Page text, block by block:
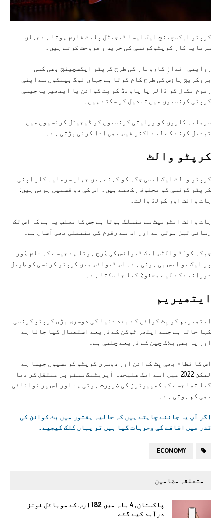
کرپٹو ایکسچینج ایک ایسا ڈیجیٹل پلیٹ فارم ہوتا ہے جہاں
سرمایہ کار کرپٹوکرنسی کی خرید و فروخت کرتے ہیں۔
روایتی اندازِ کاروبار کی طرح کرپٹو ایکسچینج بھی کسی
بروکریج ہاؤس کی طرح کام کرتا ہے جہاں لوگ بینکوں سے اپنی
رقوم نکال کر ڈالر یا پاونڈ کو بِٹ کوائن یا ایتھیریم جیسی
کرپٹی کرنسیوں میں تبدیل کر سکتے ہیں۔
سرمایہ کاروں کو ورایتی کرنسیوں کو ڈیجیٹل کرنسیوں میں
تبدیل کرنے کے لیے اکثر فیس بھی ادا کرنی پڑتی ہے۔
کرپٹو والٹ
کرپٹو والٹ ایک ایسی جگہ کو کہتے ہیں جہاں سرمایہ کار اپنی
کرپٹو کرنسی کو محفوظ رکھتے ہیں۔ اس کی دو قسمیں ہوتی ہیں:
ہاٹ والٹ اور کولڈ والٹ۔
ہاٹ والٹ انٹرنیٹ سے منسلک ہوتا ہے جس کا مطلب یہ ہے کہ اس تک
رسائی تیز ہوتی ہے اور اس سے رقوم کی منتقلی بھی آسان ہے۔
جبکہ کولڈ والٹس ایک ڈیوائس کی طرح ہوتا ہے جیسے کہ عام طور
پر ایک یو ایس بی ہوتی ہے۔ اس ڈیوائس میں کرپٹو کرنسی کو طویل
دورانیے کے لیے محفوظ کیا جا سکتا ہے۔
ایتھیریم
ایتھیریم کو بِٹ کوائن کے بعد دنیا کی دوسری بڑی کرپٹو کرنسی
کہا جاتا ہے جسے ایتھر ٹوکن کے ذریعے استعمال کیا جاتا ہے
اور یہ بھی بلاک چین کے ذریعے چلتی ہے۔
اس کا نظام بھی بِٹ کوائن اور دوسری کرپٹو کرنسیوں جیسا ہے
لیکن 2022 میں اسے ایک علیحدہ آپریٹنگ سسٹم پر منتقل کر دیا
گیا تھا جسے کم کمپیوٹرز کی ضرورت ہوتی ہے اور اس پر توانائی
بھی کم ہوتی ہے۔
اگر آپ یہ جاننے چاہتے ہیں کہ حالیہ ہفتوں میں بٹ کوائن کی
قدر میں اضافے کی وجوہات کیا ہیں تو یہاں کلک کیجیے۔
ECONOMY
متعلقہ مضامین
پاکستان, 4 ماہ میں 182 ارب کے موبائل فونز
درآمد کیے گئے